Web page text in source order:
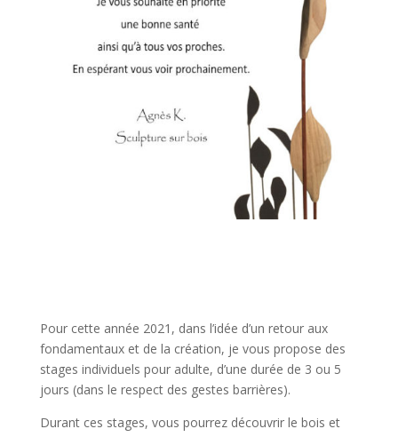
Pour cette année 2021, dans l’idée d’un retour aux
fondamentaux et de la création, je vous propose des
stages individuels pour adulte, d’une durée de 3 ou 5
jours (dans le respect des gestes barrières).
Durant ces stages, vous pourrez découvrir le bois et